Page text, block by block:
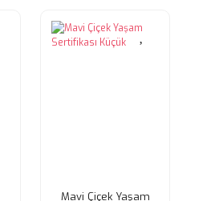
Mavi Çiçek Yaşam